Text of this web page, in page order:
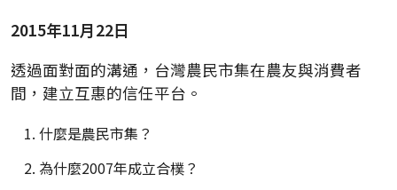
2015年11月22日
透過面對面的溝通，台灣農民市集在農友與消費者
間，建立互惠的信任平台。
什麼是農民市集？
為什麼2007年成立合樸？